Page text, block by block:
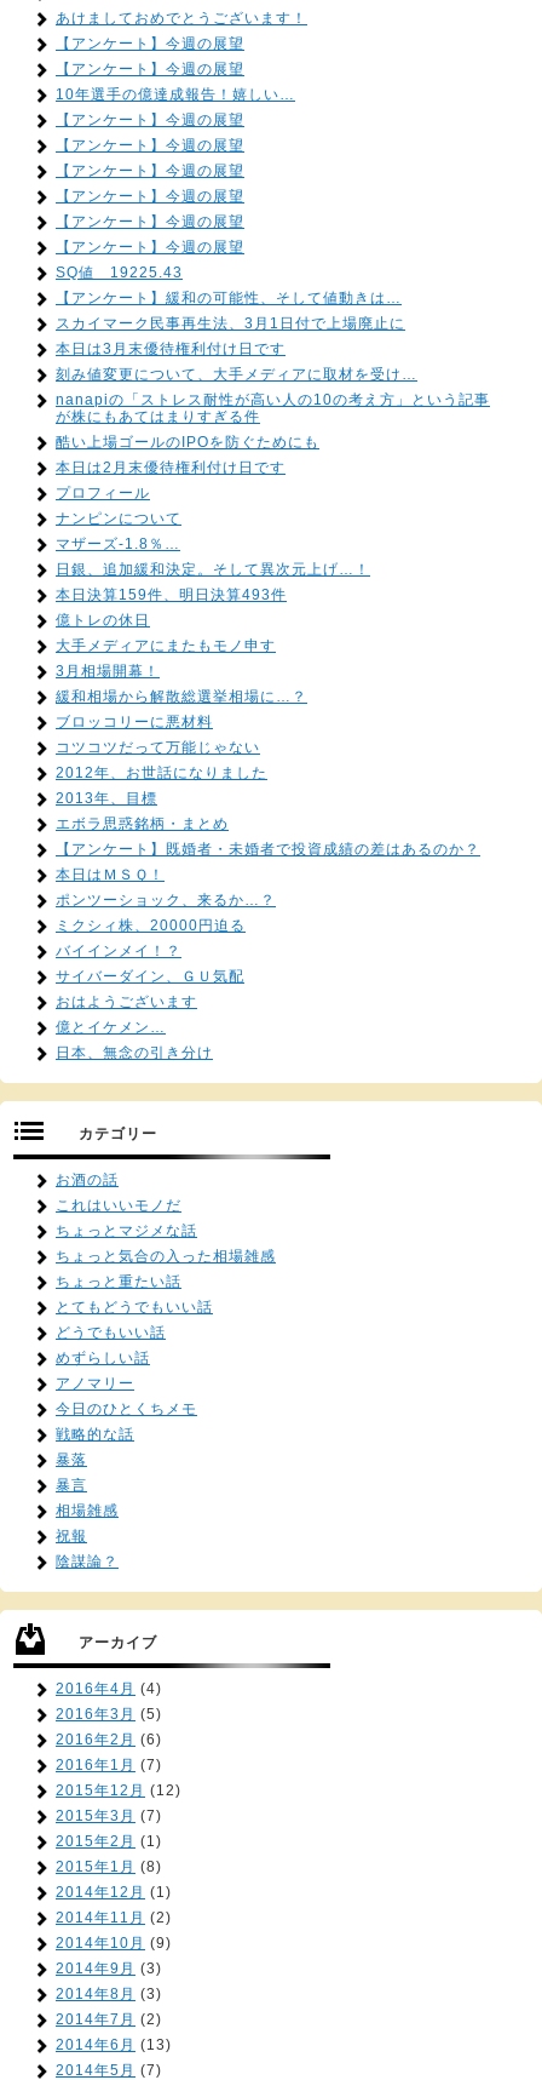
あけましておめでとうございます！
【アンケート】今週の展望
【アンケート】今週の展望
10年選手の億達成報告！嬉しい…
【アンケート】今週の展望
【アンケート】今週の展望
【アンケート】今週の展望
【アンケート】今週の展望
【アンケート】今週の展望
【アンケート】今週の展望
SQ値 19225.43
【アンケート】緩和の可能性、そして値動きは…
スカイマーク民事再生法、3月1日付で上場廃止に
本日は3月末優待権利付け日です
刻み値変更について、大手メディアに取材を受け…
nanapiの「ストレス耐性が高い人の10の考え方」という記事
が株にもあてはまりすぎる件
酷い上場ゴールのIPOを防ぐためにも
本日は2月末優待権利付け日です
プロフィール
ナンピンについて
マザーズ-1.8％…
日銀、追加緩和決定。そして異次元上げ…！
本日決算159件、明日決算493件
億トレの休日
大手メディアにまたもモノ申す
3月相場開幕！
緩和相場から解散総選挙相場に…？
ブロッコリーに悪材料
コツコツだって万能じゃない
2012年、お世話になりました
2013年、目標
エボラ思惑銘柄・まとめ
【アンケート】既婚者・未婚者で投資成績の差はあるのか？
本日はＭＳＱ！
ポンツーショック、来るか…？
ミクシィ株、20000円迫る
バイインメイ！？
サイバーダイン、ＧＵ気配
おはようございます
億とイケメン…
日本、無念の引き分け
カテゴリー
お酒の話
これはいいモノだ
ちょっとマジメな話
ちょっと気合の入った相場雑感
ちょっと重たい話
とてもどうでもいい話
どうでもいい話
めずらしい話
アノマリー
今日のひとくちメモ
戦略的な話
暴落
暴言
相場雑感
祝報
陰謀論？
アーカイブ
2016年4月 (4)
2016年3月 (5)
2016年2月 (6)
2016年1月 (7)
2015年12月 (12)
2015年3月 (7)
2015年2月 (1)
2015年1月 (8)
2014年12月 (1)
2014年11月 (2)
2014年10月 (9)
2014年9月 (3)
2014年8月 (3)
2014年7月 (2)
2014年6月 (13)
2014年5月 (7)